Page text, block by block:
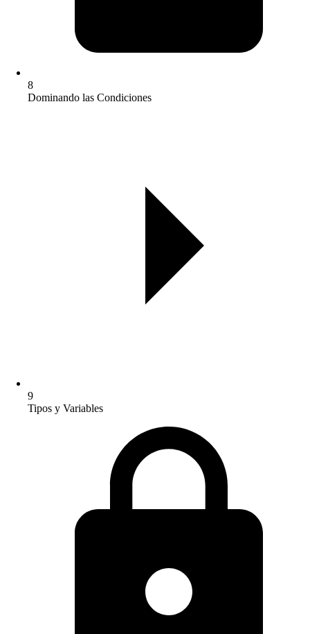
8
Dominando las Condiciones
9
Tipos y Variables